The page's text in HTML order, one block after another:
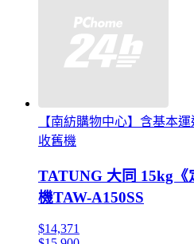
【南紡購物中心】含基本
收舊機
TATUNG 大同 15kg《
機TAW-A150SS
$14,371